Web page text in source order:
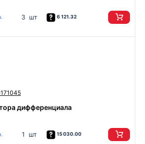
3 шт 6 121.32
дифференциала
1 шт 15 030.00